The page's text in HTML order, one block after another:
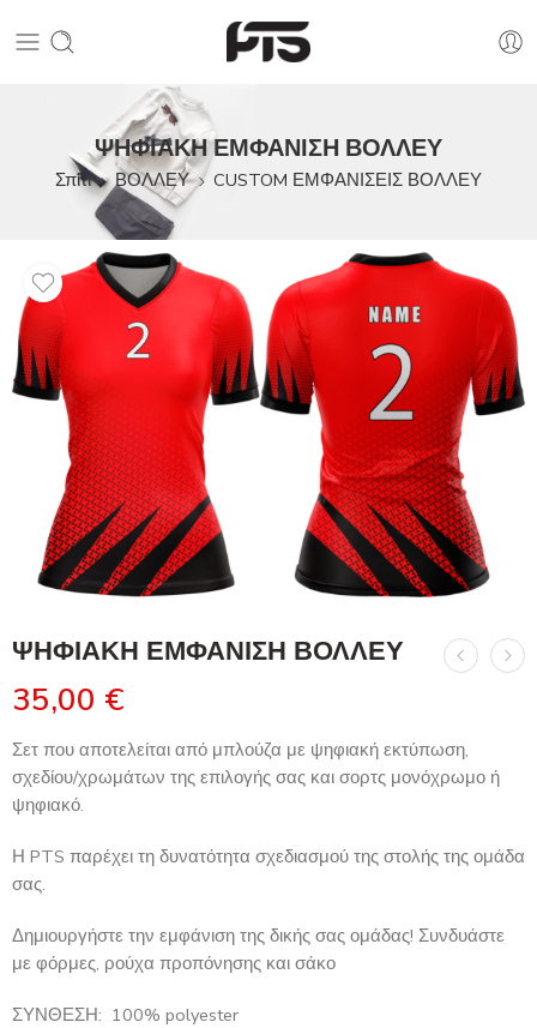
ΨΗΦΙΑΚΗ ΕΜΦΑΝΙΣΗ ΒΟΛΛΕΥ
Σπίτι ΒΟΛΛΕΥ CUSTOM ΕΜΦΑΝΙΣΕΙΣ ΒΟΛΛΕΥ
ΨΗΦΙΑΚΗ ΕΜΦΑΝΙΣΗ ΒΟΛΛΕΥ
35,00 €
Σετ που αποτελείται από μπλούζα με ψηφιακή εκτύπωση,
σχεδίου/χρωμάτων της επιλογής σας και σορτς μονόχρωμο ή
ψηφιακό.
Η PTS παρέχει τη δυνατότητα σχεδιασμού της στολής της ομάδα
σας.
Δημιουργήστε την εμφάνιση της δικής σας ομάδας! Συνδυάστε
με φόρμες, ρούχα προπόνησης και σάκο
ΣΥΝΘΕΣΗ: 100% polyester